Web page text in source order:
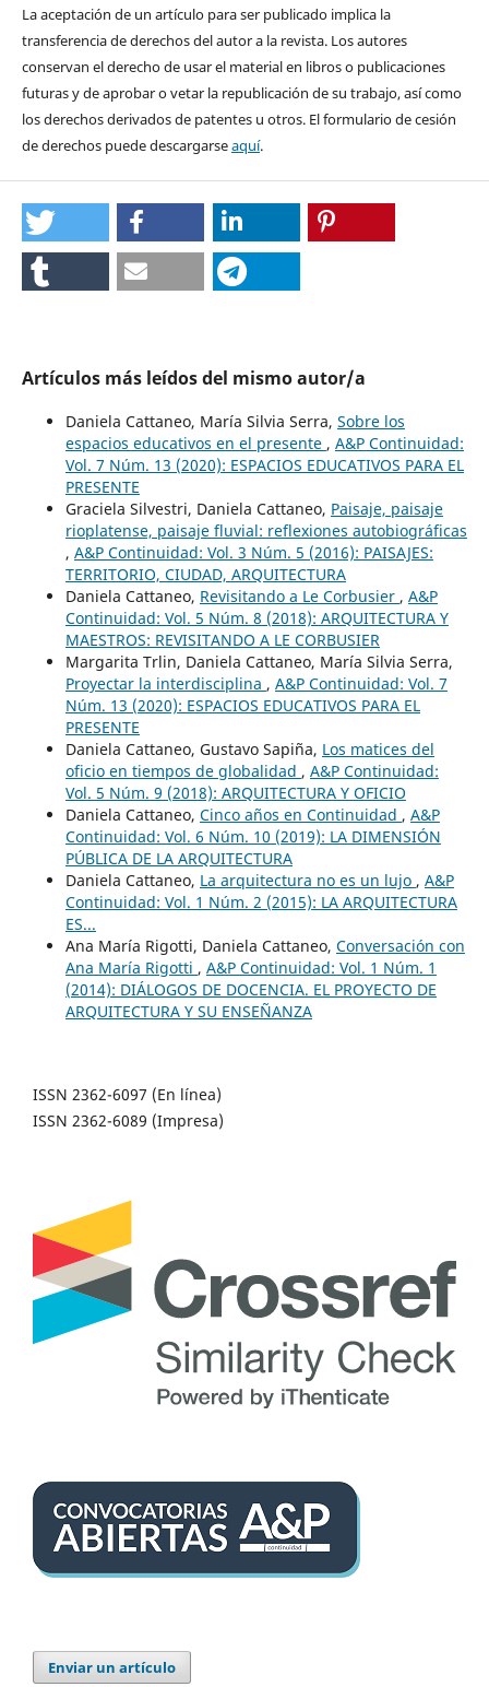
La aceptación de un artículo para ser publicado implica la
transferencia de derechos del autor a la revista. Los autores
conservan el derecho de usar el material en libros o publicaciones
futuras y de aprobar o vetar la republicación de su trabajo, así como
los derechos derivados de patentes u otros. El formulario de cesión
de derechos puede descargarseaquí.
Artículos más leídos del mismo autor/a
Daniela Cattaneo, María Silvia Serra, Sobre los
espacios educativos en el presente , A&P Continuidad:
Vol. 7 Núm. 13 (2020): ESPACIOS EDUCATIVOS PARA EL
PRESENTE
Graciela Silvestri, Daniela Cattaneo, Paisaje, paisaje
rioplatense, paisaje fluvial: reflexiones autobiográficas
, A&P Continuidad: Vol. 3 Núm. 5 (2016): PAISAJES:
TERRITORIO, CIUDAD, ARQUITECTURA
Daniela Cattaneo, Revisitando a Le Corbusier , A&P
Continuidad: Vol. 5 Núm. 8 (2018): ARQUITECTURA Y
MAESTROS: REVISITANDO A LE CORBUSIER
Margarita Trlin, Daniela Cattaneo, María Silvia Serra,
Proyectar la interdisciplina , A&P Continuidad: Vol. 7
Núm. 13 (2020): ESPACIOS EDUCATIVOS PARA EL
PRESENTE
Daniela Cattaneo, Gustavo Sapiña, Los matices del
oficio en tiempos de globalidad , A&P Continuidad:
Vol. 5 Núm. 9 (2018): ARQUITECTURA Y OFICIO
Daniela Cattaneo, Cinco años en Continuidad , A&P
Continuidad: Vol. 6 Núm. 10 (2019): LA DIMENSIÓN
PÚBLICA DE LA ARQUITECTURA
Daniela Cattaneo, La arquitectura no es un lujo , A&P
Continuidad: Vol. 1 Núm. 2 (2015): LA ARQUITECTURA
ES...
Ana María Rigotti, Daniela Cattaneo, Conversación con
Ana María Rigotti , A&P Continuidad: Vol. 1 Núm. 1
(2014): DIÁLOGOS DE DOCENCIA. EL PROYECTO DE
ARQUITECTURA Y SU ENSEÑANZA
ISSN 2362-6097 (En línea)
ISSN 2362-6089 (Impresa)
Enviar un artículo